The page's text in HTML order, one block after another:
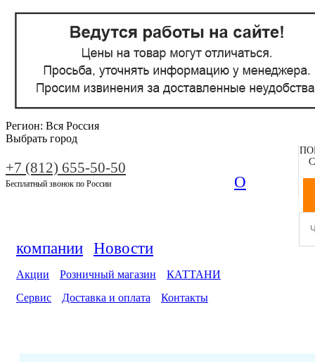
Регион: Вся Россия
Выбрать город
+7 (812) 655-50-50
Бесплатный звонок по России О
компании Новости
Акции Розничный магазин
КАТТАНИ
Сервис
Доставка и оплата Контакты